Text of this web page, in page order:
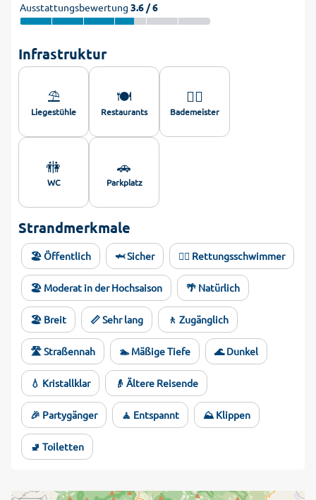
Ausstattungsbewertung 3.6 / 6
Infrastruktur
⛱️
Liegestühle
🍽️
Restaurants
🏊‍♂️
Bademeister
🚻
WC
🚗
Parkplatz
Strandmerkmale
🏖️ Öffentlich 🦈 Sicher 🏊‍♂️ Rettungsschwimmer
🏖️ Moderat in der Hochsaison 🌴 Natürlich
🏖️ Breit 📏 Sehr lang 🚶 Zugänglich
🛣️ Straßennah 🏊 Mäßige Tiefe 🌊 Dunkel
💧 Kristallklar 👴 Ältere Reisende
🎉 Partygänger 🧘 Entspannt ⛰️ Klippen
🚽 Toiletten